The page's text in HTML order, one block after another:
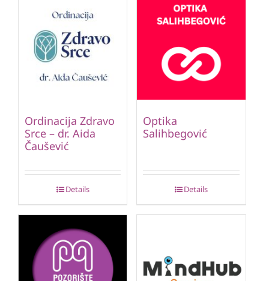
Ordinacija Zdravo
Srce – dr. Aida
Čaušević
Details
Optika
Salihbegović
Details